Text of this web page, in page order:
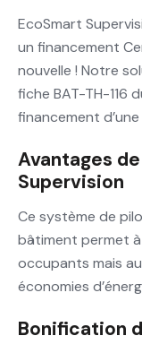
EcoSmart
un financement
nouvelle ! Notre
fiche BAT-TH-116
financement
Avantages
Supervision
Ce système de
bâtiment permet
occupants mais
économies
Bonification